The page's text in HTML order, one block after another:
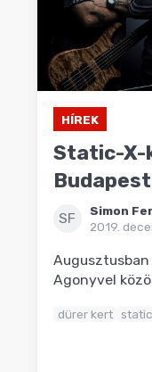
HÍREK
Static-X-
SF
Simon
2019.
Agonyvel
dürer kert